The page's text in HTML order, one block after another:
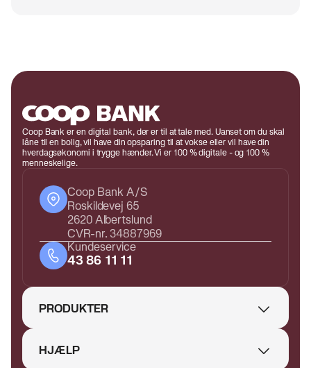
Coop Bank er en digital bank, der er til at tale med. Uanset om du skal
låne til en bolig, vil have din opsparing til at vokse eller vil have din
hverdagsøkonomi i trygge hænder. Vi er 100 % digitale - og 100 %
menneskelige.
Coop Bank A/S
Roskildevej 65
2620 Albertslund
CVR-nr. 34887969
Kundeservice
43 86 11 11
PRODUKTER
HJÆLP